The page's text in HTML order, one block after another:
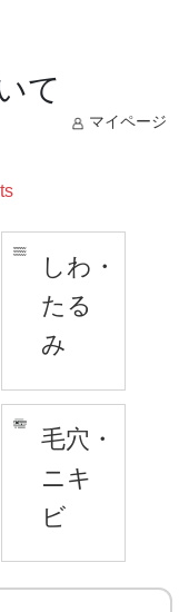
マイページ
て
しわ・
たる
み
毛穴・
ニキ
ビ